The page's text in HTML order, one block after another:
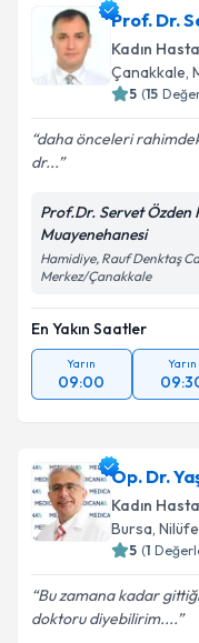
Prof. Dr.
Kadın
Çanakkale,
5 (15
daha önceleri
dr...
Prof.Dr. Servet Özden
Muayenehanesi
Hamidiye, Rauf Denktaş
Merkez/Çanakkale
En Yakın Saatler
Yarın
09:00
Yarın
Op. Dr.
Kadın
Bursa,
5 (1
Bu zamana kadar
doktoru diyebilirim....